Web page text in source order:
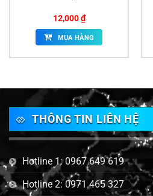
12,000₫
MUA HÀNG
THÔNG TIN LIÊN HỆ
Hotline 1: 0967 649 619
Hotline 2: 0971 465 327